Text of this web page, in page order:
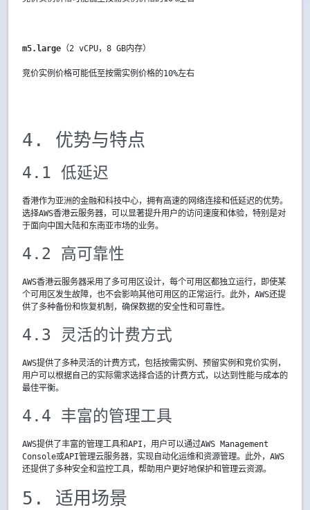
m5.large （2 vCPU，8 GB内存）
竞价实例价格可能低至按需实例价格的10%左右
4. 优势与特点
4.1 低延迟
香港作为亚洲的金融和科技中心，拥有高速的网络连接和低延迟的优势。
选择AWS香港云服务器，可以显著提升用户的访问速度和体验，特别是对
于面向中国大陆和东南亚市场的业务。
4.2 高可靠性
AWS香港云服务器采用了多可用区设计，每个可用区都独立运行，即使某
个可用区发生故障，也不会影响其他可用区的正常运行。此外，AWS还提
供了多种备份和恢复机制，确保数据的安全性和可靠性。
4.3 灵活的计费方式
AWS提供了多种灵活的计费方式，包括按需实例、预留实例和竞价实例，
用户可以根据自己的实际需求选择合适的计费方式，以达到性能与成本的
最佳平衡。
4.4 丰富的管理工具
AWS提供了丰富的管理工具和API，用户可以通过AWS Management
Console或API管理云服务器，实现自动化运维和资源管理。此外，AWS
还提供了多种安全和监控工具，帮助用户更好地保护和管理云资源。
5. 适用场景